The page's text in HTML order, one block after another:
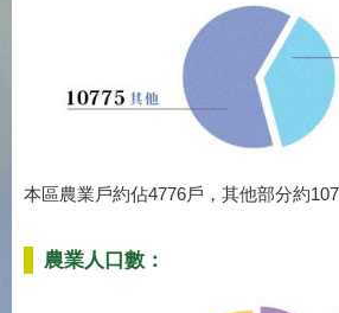
本區農業戶約佔4776戶，其他部分約
農業人口數：